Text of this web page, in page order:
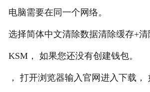
电脑需要在同一个网络。
选择简体中文清除数据清除缓存+清
KSM， 如果您还没有创建钱包。
， 打开浏览器输入官网进入下载，